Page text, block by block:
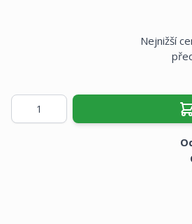
Nejnižší
Množství